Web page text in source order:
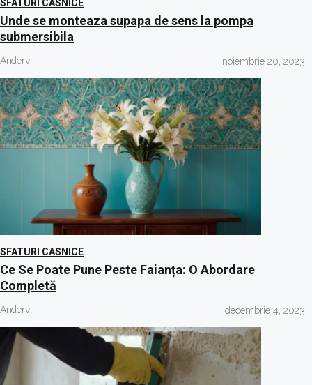
SFATURI CASNICE
Unde se monteaza supapa de sens la pompa
submersibila
Anderv noiembrie 20, 2023
SFATURI CASNICE
Ce Se Poate Pune Peste Faianța: O Abordare
Completă
Anderv decembrie 4, 2023